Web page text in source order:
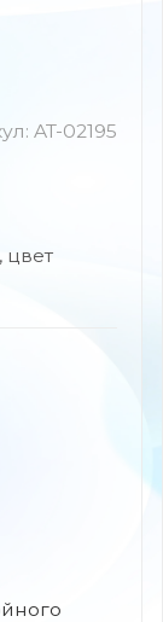
AT-02195
цвет